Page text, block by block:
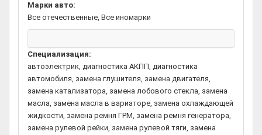
Марки авто:
Все отечественные, Все иномарки
Специализация:
автоэлектрик, диагностика АКПП, диагностика
автомобиля, замена глушителя, замена двигателя,
замена катализатора, замена лобового стекла, замена
масла, замена масла в вариаторе, замена охлаждающей
жидкости, замена ремня ГРМ, замена ремня генератора,
замена рулевой рейки, замена рулевой тяги, замена